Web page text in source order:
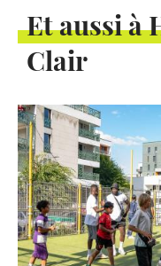
Et aussi à
Clair